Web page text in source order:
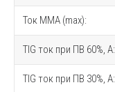
Ток MMA (max):
TIG ток при ПВ 60%, A:
TIG ток при ПВ 30%, A: